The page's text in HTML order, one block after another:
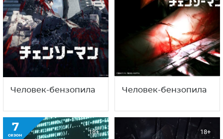
Человек-бензопила Человек-бензопила
7
сезон 18+ 18+